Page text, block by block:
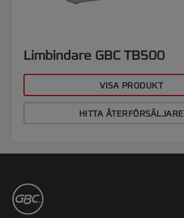
Limbindare GBC TB500
VISA PRODUKT
HITTA ÅTERFÖRSÄLJARE